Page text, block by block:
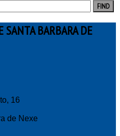
FIND
SANTA BARBARA DE
16
de Nexe